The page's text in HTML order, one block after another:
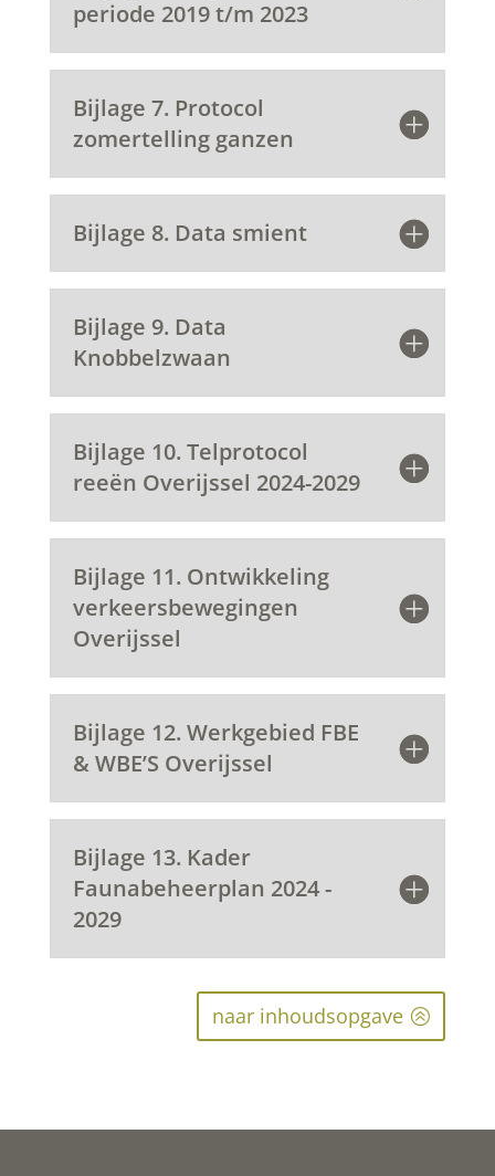
periode 2019 t/m 2023
Bijlage 7. Protocol
zomertelling ganzen
Bijlage 8. Data smient
Bijlage 9. Data
Knobbelzwaan
Bijlage 10. Telprotocol
reeën Overijssel 2024-2029
Bijlage 11. Ontwikkeling
verkeersbewegingen
Overijssel
Bijlage 12. Werkgebied FBE
& WBE’S Overijssel
Bijlage 13. Kader
Faunabeheerplan 2024 -
2029
naar inhoudsopgave